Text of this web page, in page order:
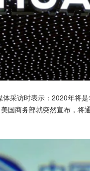
采访时表示：2020年将
国商务部就突然宣布，将